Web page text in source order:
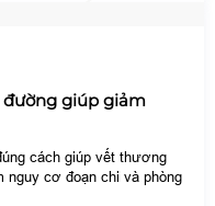
giúp giảm
cách giúp vết thương
nguy cơ đoạn chi và phòng